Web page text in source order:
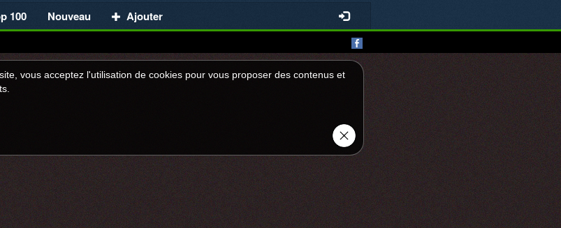
100 Nouveau Ajouter
vous acceptez l'utilisation de cookies pour vous proposer des contenus et